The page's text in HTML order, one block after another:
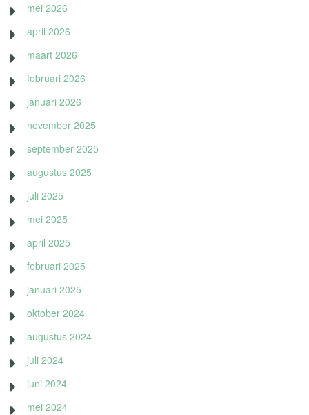
mei 2026
april 2026
maart 2026
februari 2026
januari 2026
november 2025
september 2025
augustus 2025
juli 2025
mei 2025
april 2025
februari 2025
januari 2025
oktober 2024
augustus 2024
juli 2024
juni 2024
mei 2024